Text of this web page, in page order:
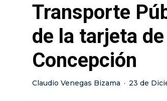
Transporte
de la tarjeta
Concepción
Claudio Venegas Bizama · 23 de